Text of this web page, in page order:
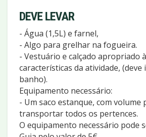
DEVE LEVAR
- Água (1,5L) e farnel,
- Algo para grelhar na fogueira.
- Vestuário e calçado apropriado
características da atividade,
banho).
Equipamento necessário:
- Um saco estanque, com volume
transportar todos os pertences.
O equipamento necessário pode